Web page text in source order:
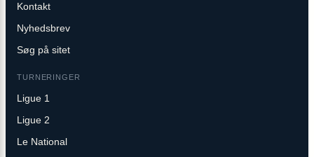
Kontakt
Nyhedsbrev
Søg på sitet
TURNERINGER
Ligue 1
Ligue 2
Le National